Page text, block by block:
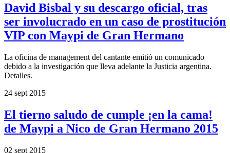
David Bisbal y su descargo oficial, tras
ser involucrado en un caso de prostitución
VIP con Maypi de Gran Hermano
La oficina de management del cantante emitió un comunicado
debido a la investigación que lleva adelante la Justicia argentina.
Detalles.
24 sept 2015
El tierno saludo de cumple ¡en la cama!
de Maypi a Nico de Gran Hermano 2015
02 sept 2015